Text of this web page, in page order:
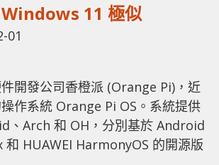
11 極似
01
開發公司香橙派 (Orange Pi)，近
作系統 Orange Pi OS。系統提供
、Arch 和 OH，分別基於 Android
和 HUAWEI HarmonyOS 的開源版